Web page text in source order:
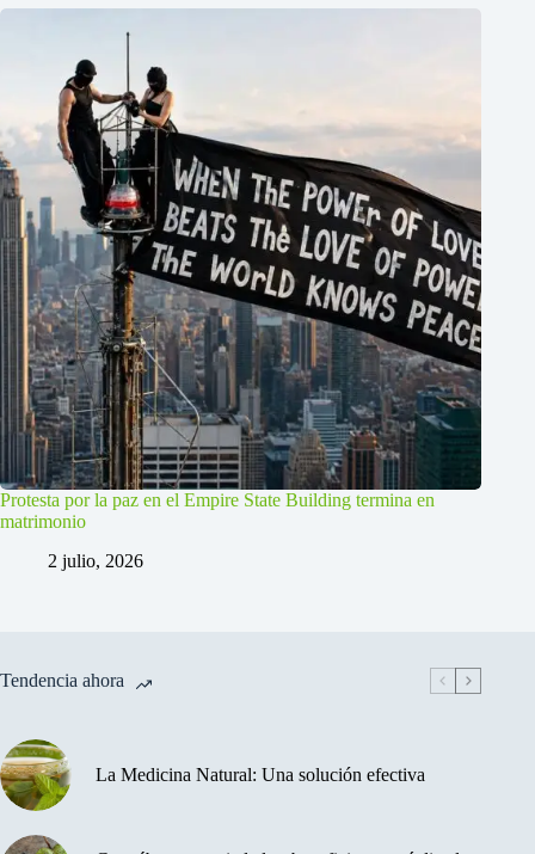
Protesta por la paz en el Empire State Building termina en
matrimonio
2 julio, 2026
Tendencia ahora
La Medicina Natural: Una solución efectiva